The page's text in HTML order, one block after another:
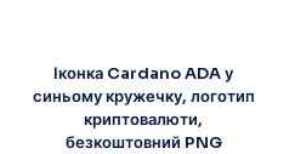
Іконка Cardano ADA у
синьому кружечку, логотип
криптовалюти,
безкоштовний PNG